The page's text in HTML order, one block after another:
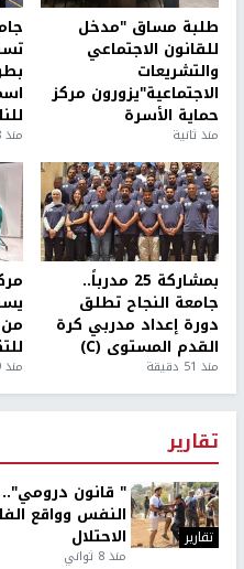
طلبة مساق "مدخل
للقانون الاجتماعي
والتشريعات
الاجتماعية"يزورون مركز
حماية الأسرة
منذ ثانية منذ 48 دقيقة
بمشاركة 25 مدرباً..
جامعة النجاح تطلق
دورة إعداد مدربي كرة
القدم المستوى (C)
منذ 51 دقيقة منذ 9 دقيقة
تقارير
تقارير
" قانون
النفس وواقع
الاحتلال
منذ 8 ثواني